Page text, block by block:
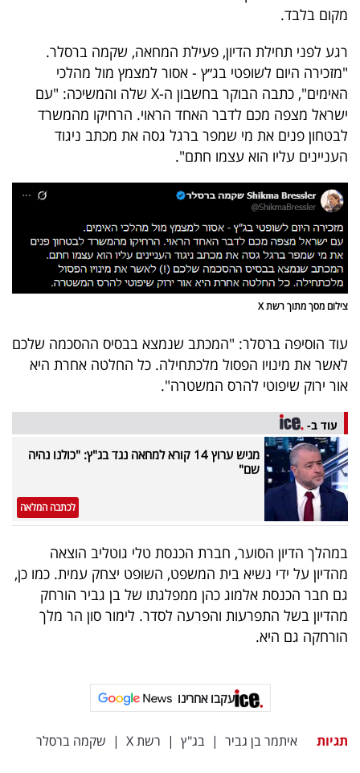
40
UNDER
40
שיתופי
פעולה
דרושים
ניוזלטרים
מייל
אדום
פרסמו
באייס
עקבו
אחרינו:
מקום בלבד.
רגע לפני תחילת הדיון, פעילת המחאה, שקמה ברסלר.
"מזכירה היום לשופטי בג״ץ - אסור למצמץ מול מהלכי
האימים", כתבה הבוקר בחשבון ה-X שלה והמשיכה: "עם
ישראל מצפה מכם לדבר האחד הראוי. הרחיקו מהמשרד
לבטחון פנים את מי שמפר ברגל גסה את מכתב ניגוד
העניינים עליו הוא עצמו חתם".
צילום מסך מתוך רשת X
עוד הוסיפה ברסלר: "המכתב שנמצא בבסיס ההסכמה שלכם
לאשר את מינויו הפסול מלכתחילה. כל החלטה אחרת היא
אור ירוק שיפוטי להרס המשטרה".
עוד ב-
מגיש ערוץ 14 קורא למחאה נגד בג"ץ: "כולנו נהיה
שם"
לכתבה המלאה
במהלך הדיון הסוער, חברת הכנסת טלי גוטליב הוצאה
מהדיון על ידי נשיא בית המשפט, השופט יצחק עמית. כמו כן,
גם חבר הכנסת אלמוג כהן ממפלגתו של בן גביר הורחק
מהדיון בשל התפרעות והפרעה לסדר. לימור סון הר מלך
הורחקה גם היא.
עקבו אחרינו
תגיות איתמר בן גביר | בג"ץ | רשת X | שקמה ברסלר